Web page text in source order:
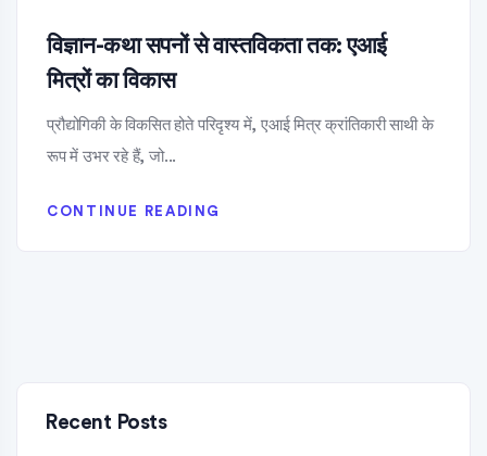
विज्ञान-कथा सपनों से वास्तविकता तक: एआई
मित्रों का विकास
प्रौद्योगिकी के विकसित होते परिदृश्य में, एआई मित्र क्रांतिकारी साथी के
रूप में उभर रहे हैं, जो...
CONTINUE READING
Recent Posts